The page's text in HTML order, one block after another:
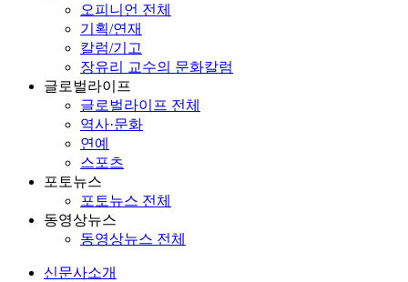
오피니언 전체
기획/연재
칼럼/기고
장유리 교수의 문화칼럼
글로벌라이프
글로벌라이프 전체
역사·문화
연예
스포츠
포토뉴스
포토뉴스 전체
동영상뉴스
동영상뉴스 전체
신문사소개